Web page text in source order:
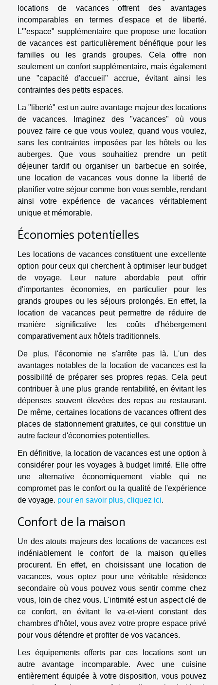
locations de vacances offrent des avantages
incomparables en termes d'espace et de liberté.
L'"espace" supplémentaire que propose une location
de vacances est particulièrement bénéfique pour les
familles ou les grands groupes. Cela offre non
seulement un confort supplémentaire, mais également
une "capacité d'accueil" accrue, évitant ainsi les
contraintes des petits espaces.
La "liberté" est un autre avantage majeur des locations
de vacances. Imaginez des "vacances" où vous
pouvez faire ce que vous voulez, quand vous voulez,
sans les contraintes imposées par les hôtels ou les
auberges. Que vous souhaitiez prendre un petit
déjeuner tardif ou organiser un barbecue en soirée,
une location de vacances vous donne la liberté de
planifier votre séjour comme bon vous semble, rendant
ainsi votre expérience de vacances véritablement
unique et mémorable.
Économies potentielles
Les locations de vacances constituent une excellente
option pour ceux qui cherchent à optimiser leur budget
de voyage. Leur nature abordable peut offrir
d'importantes économies, en particulier pour les
grands groupes ou les séjours prolongés. En effet, la
location de vacances peut permettre de réduire de
manière significative les coûts d'hébergement
comparativement aux hôtels traditionnels.
De plus, l'économie ne s'arrête pas là. L'un des
avantages notables de la location de vacances est la
possibilité de préparer ses propres repas. Cela peut
contribuer à une plus grande rentabilité, en évitant les
dépenses souvent élevées des repas au restaurant.
De même, certaines locations de vacances offrent des
places de stationnement gratuites, ce qui constitue un
autre facteur d'économies potentielles.
En définitive, la location de vacances est une option à
considérer pour les voyages à budget limité. Elle offre
une alternative économiquement viable qui ne
compromet pas le confort ou la qualité de l'expérience
de voyage. pour en savoir plus, cliquez ici.
Confort de la maison
Un des atouts majeurs des locations de vacances est
indéniablement le confort de la maison qu'elles
procurent. En effet, en choisissant une location de
vacances, vous optez pour une véritable résidence
secondaire où vous pouvez vous sentir comme chez
vous, loin de chez vous. L'intimité est un aspect clé de
ce confort, en évitant le va-et-vient constant des
chambres d'hôtel, vous avez votre propre espace privé
pour vous détendre et profiter de vos vacances.
Les équipements offerts par ces locations sont un
autre avantage incomparable. Avec une cuisine
entièrement équipée à votre disposition, vous pouvez